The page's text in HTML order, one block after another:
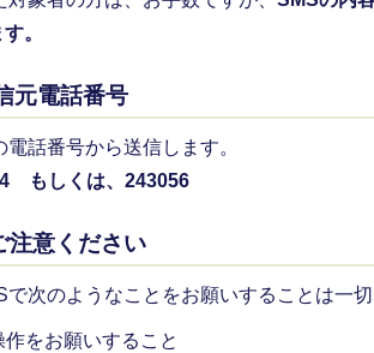
。
元電話番号
話番号から送信します。
もしくは、243056
注意ください
で次のようなことをお願いすることは一切
作をお願いすること